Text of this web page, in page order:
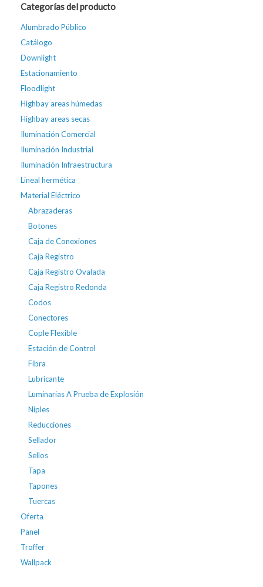
Categorías del producto
Alumbrado Público
Catálogo
Downlight
Estacionamiento
Floodlight
Highbay areas húmedas
Highbay areas secas
Iluminación Comercial
Iluminación Industrial
Iluminación Infraestructura
Lineal hermética
Material Eléctrico
Abrazaderas
Botones
Caja de Conexiones
Caja Registro
Caja Registro Ovalada
Caja Registro Redonda
Codos
Conectores
Cople Flexible
Estación de Control
Fibra
Lubricante
Luminarias A Prueba de Explosión
Niples
Reducciones
Sellador
Sellos
Tapa
Tapones
Tuercas
Oferta
Panel
Troffer
Wallpack